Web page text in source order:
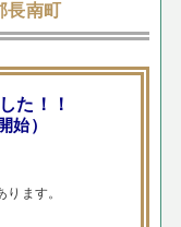
長南町
た！！
始）
ます。